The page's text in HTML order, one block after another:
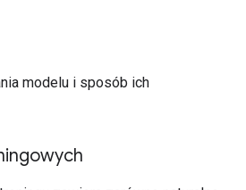
modelu i sposób ich